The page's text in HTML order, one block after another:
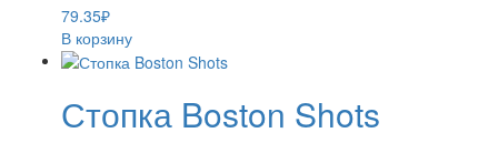
79.35₽
В корзину
Стопка Boston Shots